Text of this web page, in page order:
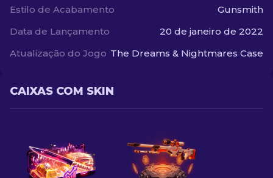
Estilo de Acabamento
Gunsmith
Data de Lançamento
20 de janeiro de 2022
Atualização do Jogo The Dreams & Nightmares Case
CAIXAS COM SKIN